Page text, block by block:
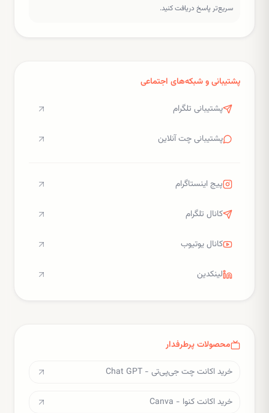
سریع‌تر پاسخ دریافت کنید.
پشتیبانی و شبکه‌های اجتماعی
پشتیبانی تلگرام
پشتیبانی چت آنلاین
پیج اینستاگرام
کانال تلگرام
کانال یوتیوب
لینکدین
محصولات پرطرفدار
خرید اکانت چت جی‌پی‌تی - Chat GPT
خرید اکانت کنوا - Canva